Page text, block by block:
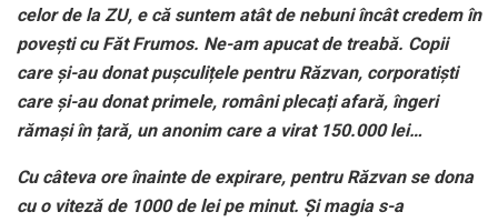
celor de la ZU, e că suntem atât de nebuni încât credem în
povești cu Făt Frumos. Ne-am apucat de treabă. Copii
care și-au donat pușculițele pentru Răzvan, corporatiști
care și-au donat primele, români plecați afară, îngeri
rămași în țară, un anonim care a virat 150.000 lei…
Cu câteva ore înainte de expirare, pentru Răzvan se dona
cu o viteză de 1000 de lei pe minut. Și magia s-a